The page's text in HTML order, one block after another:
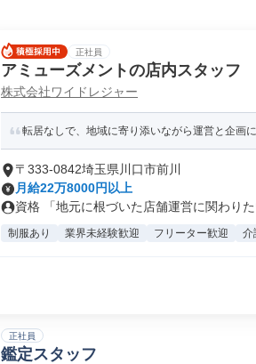
正社員
アミューズメントの店内スタッフ
株式会社ワイドレジャー
転居なしで、地域に寄り添いながら運営と企画
〒333-0842埼玉県川口市前川
月給22万8000円以上
資格 「地元に根づいた店舗運営に関わり
制服あり 業界未経験歓迎 フリーター歓迎 介
正社員
鑑定スタッフ